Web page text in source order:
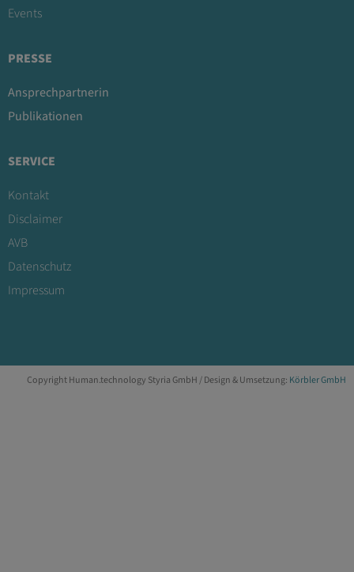
Events
PRESSE
Ansprechpartnerin
Publikationen
SERVICE
Kontakt
Disclaimer
AVB
Datenschutz
Impressum
Copyright Human.technology Styria GmbH / Design & Umsetzung: Körbler GmbH